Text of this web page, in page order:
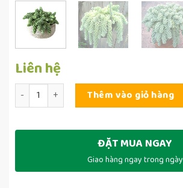
Liên hệ
Số lượng Thêm vào giỏ hàng
ĐẶT MUA NGAY
Giao hàng ngay trong ngày